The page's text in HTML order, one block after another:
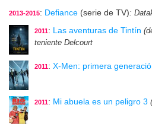
2013-2015: Defiance (serie de TV):
2011: Las aventuras de Tintín
teniente Delcourt
2011: X-Men: primera
2011: Mi abuela es un peligro 3